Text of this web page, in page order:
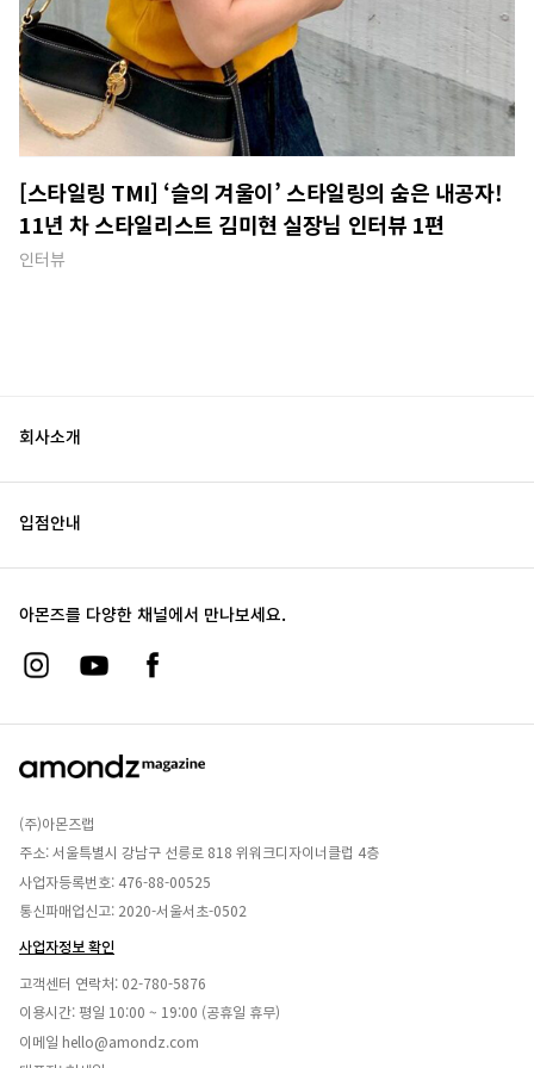
[스타일링 TMI] ‘슬의 겨울이’ 스타일링의 숨은 내공자!
11년 차 스타일리스트 김미현 실장님 인터뷰 1편
인터뷰
회사소개
입점안내
아몬즈를 다양한 채널에서 만나보세요.
(주)아몬즈랩
주소: 서울특별시 강남구 선릉로 818 위워크디자이너클럽 4층
사업자등록번호: 476-88-00525
통신파매업신고: 2020-서울서초-0502
사업자정보 확인
고객센터 연락처: 02-780-5876
이용시간: 평일 10:00 ~ 19:00 (공휴일 휴무)
이메일 hello@amondz.com